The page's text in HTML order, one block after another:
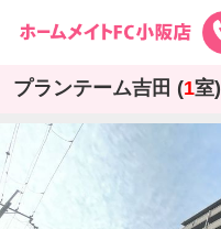
プランテーム吉田 (1室)